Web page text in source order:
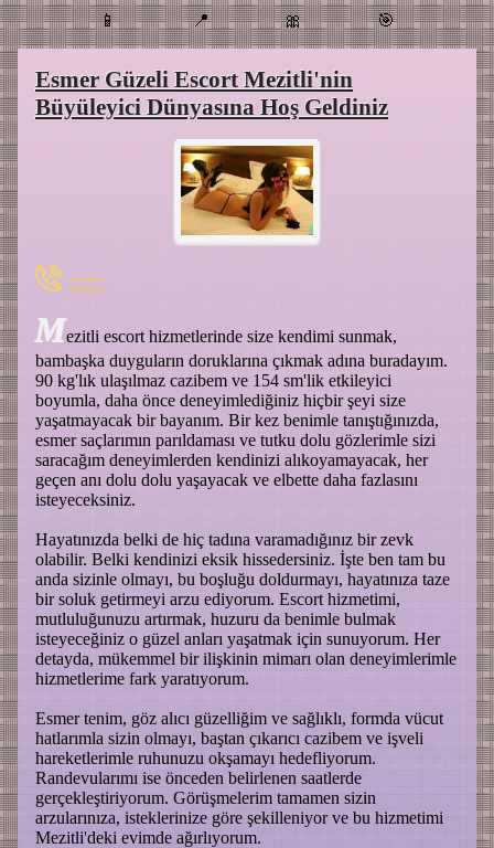
📱 📍 🎀 🎯
Esmer Güzeli Escort Mezitli'nin
Büyüleyici Dünyasına Hoş Geldiniz
----
Mezitli escort hizmetlerinde size kendimi sunmak,
bambaşka duyguların doruklarına çıkmak adına buradayım.
90 kg'lık ulaşılmaz cazibem ve 154 sm'lik etkileyici
boyumla, daha önce deneyimlediğiniz hiçbir şeyi size
yaşatmayacak bir bayanım. Bir kez benimle tanıştığınızda,
esmer saçlarımın parıldaması ve tutku dolu gözlerimle sizi
saracağım deneyimlerden kendinizi alıkoyamayacak, her
geçen anı dolu dolu yaşayacak ve elbette daha fazlasını
isteyeceksiniz.
Hayatınızda belki de hiç tadına varamadığınız bir zevk
olabilir. Belki kendinizi eksik hissedersiniz. İşte ben tam bu
anda sizinle olmayı, bu boşluğu doldurmayı, hayatınıza taze
bir soluk getirmeyi arzu ediyorum. Escort hizmetimi,
mutluluğunuzu artırmak, huzuru da benimle bulmak
isteyeceğiniz o güzel anları yaşatmak için sunuyorum. Her
detayda, mükemmel bir ilişkinin mimarı olan deneyimlerimle
hizmetlerime fark yaratıyorum.
Esmer tenim, göz alıcı güzelliğim ve sağlıklı, formda vücut
hatlarımla sizin olmayı, baştan çıkarıcı cazibem ve işveli
hareketlerimle ruhunuzu okşamayı hedefliyorum.
Randevularımı ise önceden belirlenen saatlerde
gerçekleştiriyorum. Görüşmelerim tamamen sizin
arzularınıza, isteklerinize göre şekilleniyor ve bu hizmetimi
Mezitli'deki evimde ağırlıyorum.